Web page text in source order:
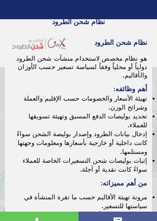
نظام شحن الطرود
نظام شحن الطرود
هو نظام مخصص لاستخدام منشآت شحن الطرود
دولياً أو محلياً وفقاً لسياسة تسعير حسب الأوزان
والأقاليم.
أهم وظائفه:
تهيئة الأسعار والخصومات حسب الإقليم والعملة
وشرائح الوزن.
تحديد بوليصات الدفع المسبق وتهيئة تسويقها
للعملاء.
إدخال بيانات الطرود وإصدار بوليصة الشحن سواءً
كانت داخلية أو خارجية بأسعارها ومعلومات وجهتها
ومستلمها.
إثبات بوليصات شحن التسعيرات الخاصة للعملاء
سواءً كانت نقدية أو آجلة.
من أهم مميزاته:
مرونة تهيئة الأقاليم حسب ما تقرة المنشأة في
سياستها للتسعير.